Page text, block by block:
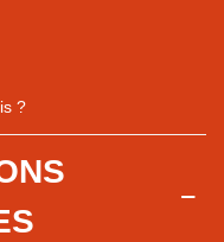
magasin
Point relais, Retrait magasin
?